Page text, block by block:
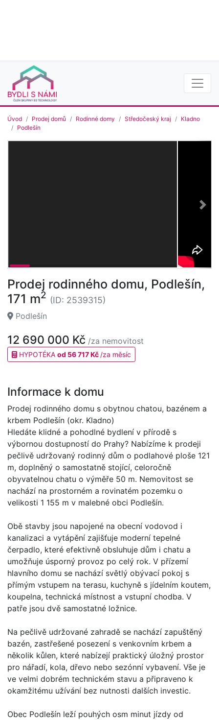
Úvod Prodej domů Rodinné domy Středočeský kraj
Kladno
Podlešín
Prodej rodinného domu, Podlešín,
171 m2 (ID: 2539315)
Podlešín
12 690 000 Kč /za nemovitost
HYPOTÉKA od 56 717 Kč /za měsíc
Informace k domu
Prodej rodinného domu s obytnou chatou, bazénem a
krbem Podlešín (okr. Kladno)
Hledáte klidné a pohodlné bydlení v přírodě s
výbornou dostupností do Prahy? Nabízíme k prodeji
pečlivě udržovaný rodinný dům o podlahové ploše 121
m, doplněný o samostatně stojící, celoročně
obyvatelnou chatu o výměře 50 m. Nemovitost se
nachází na prostorném a rovinatém pozemku o
velikosti 1 155 m v malebné obci Podlešín.
Obě stavby jsou napojené na obecní vodovod i
kanalizaci a vytápění zajišťuje moderní tepelné
čerpadlo, které efektivně obsluhuje dům i chatu a
umožňuje úsporný provoz po celý rok. V přízemí
hlavního domu se nachází světlý obývací pokoj s
přímým vstupem na terasu, kuchyně s jídelním koutem,
koupelna, technická místnost a vstupní chodba. V
patře jsou dvě samostatné ložnice.
Na pečlivě udržované zahradě se nachází zapuštěný
bazén, zastřešené posezení s venkovním krbem a
několik kůlen, které nabízejí praktický úložný prostor
pro nářadí, kola, dřevo nebo sezónní vybavení. Vše je
ve velmi dobrém technickém stavu a připraveno k
okamžitému užívání bez nutnosti dalších investic.
Obec Podlešín leží pouhých osm minut jízdy od